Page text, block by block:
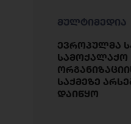
მულტიმედია
ევროპულმა
სამოქალაქო
საქმეზე
დაიწყო